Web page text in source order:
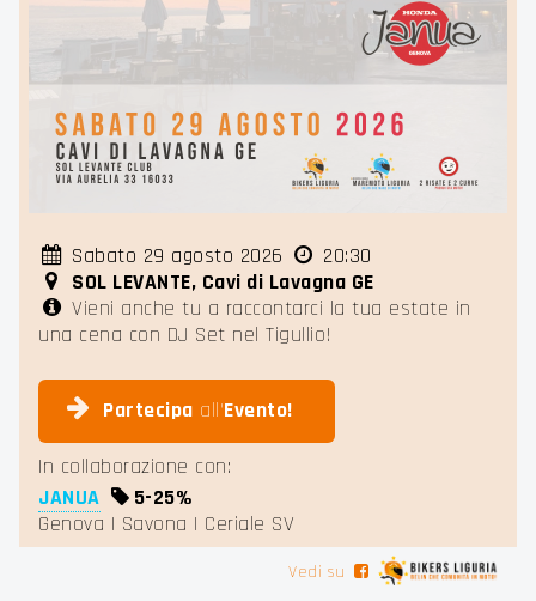
Sabato 29 agosto 2026
20:30
SOL LEVANTE, Cavi di Lavagna GE
Vieni anche tu a raccontarci la tua estate in
una cena con DJ Set nel Tigullio!
Partecipa all'Evento!
In collaborazione con:
JANUA
5-25%
Genova | Savona | Ceriale SV
Vedi su